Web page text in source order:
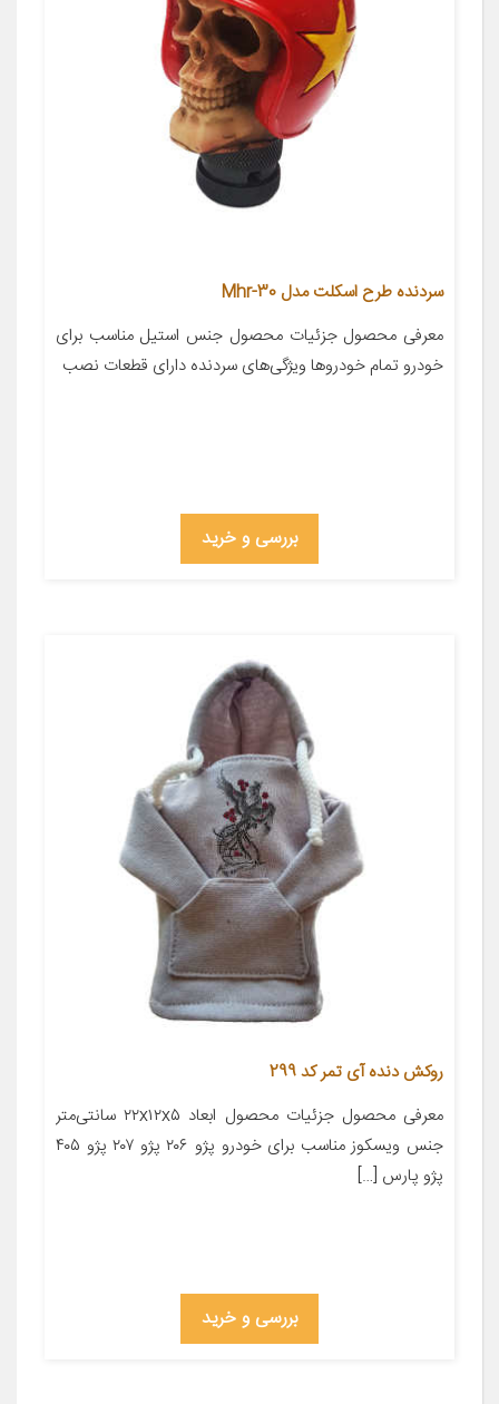
سردنده طرح اسکلت مدل Mhr-30
معرفی محصول جزئیات محصول جنس استیل مناسب برای
خودرو تمام خودروها ویژگی‌های سردنده دارای قطعات نصب
بررسی و خرید
روکش دنده آی تمر کد 299
معرفی محصول جزئیات محصول ابعاد ۲۲x۱۲x۵ سانتی‌متر
جنس ویسکوز مناسب برای خودرو پژو ۲۰۶ پژو ۲۰۷ پژو ۴۰۵
پژو پارس […]
بررسی و خرید